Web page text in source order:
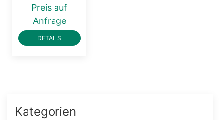
Preis auf
Anfrage
DETAILS
Kategorien